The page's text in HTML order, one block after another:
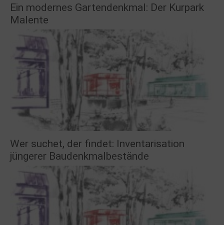
Ein modernes Gartendenkmal: Der Kurpark
Malente
Wer suchet, der findet: Inventarisation
jüngerer Baudenkmalbestände